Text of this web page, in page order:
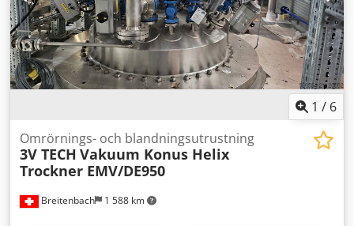
1 / 6
Breitenbach 1 588 km
Omrörnings- och blandningsutrustning
3V TECH Vakuum Konus Helix
Trockner EMV/DE950